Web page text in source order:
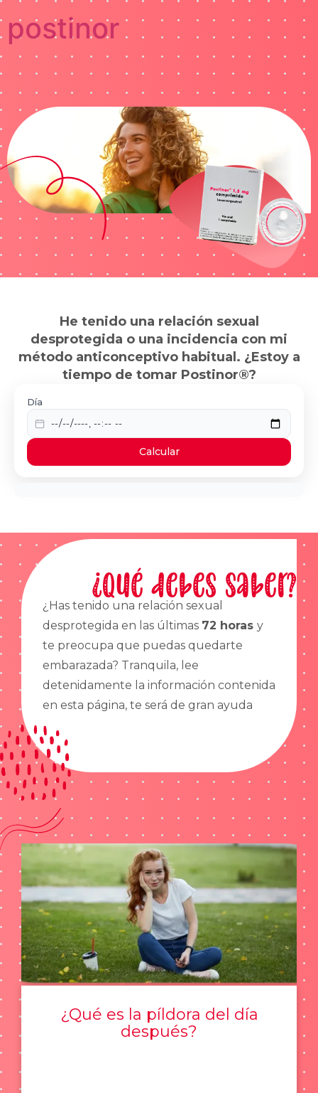
postinor
He tenido una relación sexual
desprotegida o una incidencia con mi
método anticonceptivo habitual. ¿Estoy a
tiempo de tomar Postinor®?
Día
Calcular
¿Qué debes saber?
¿Has tenido una relación sexual
desprotegida en las últimas 72 horas y
te preocupa que puedas quedarte
embarazada? Tranquila, lee
detenidamente la información contenida
en esta página, te será de gran ayuda
¿Qué es la píldora del día
después?